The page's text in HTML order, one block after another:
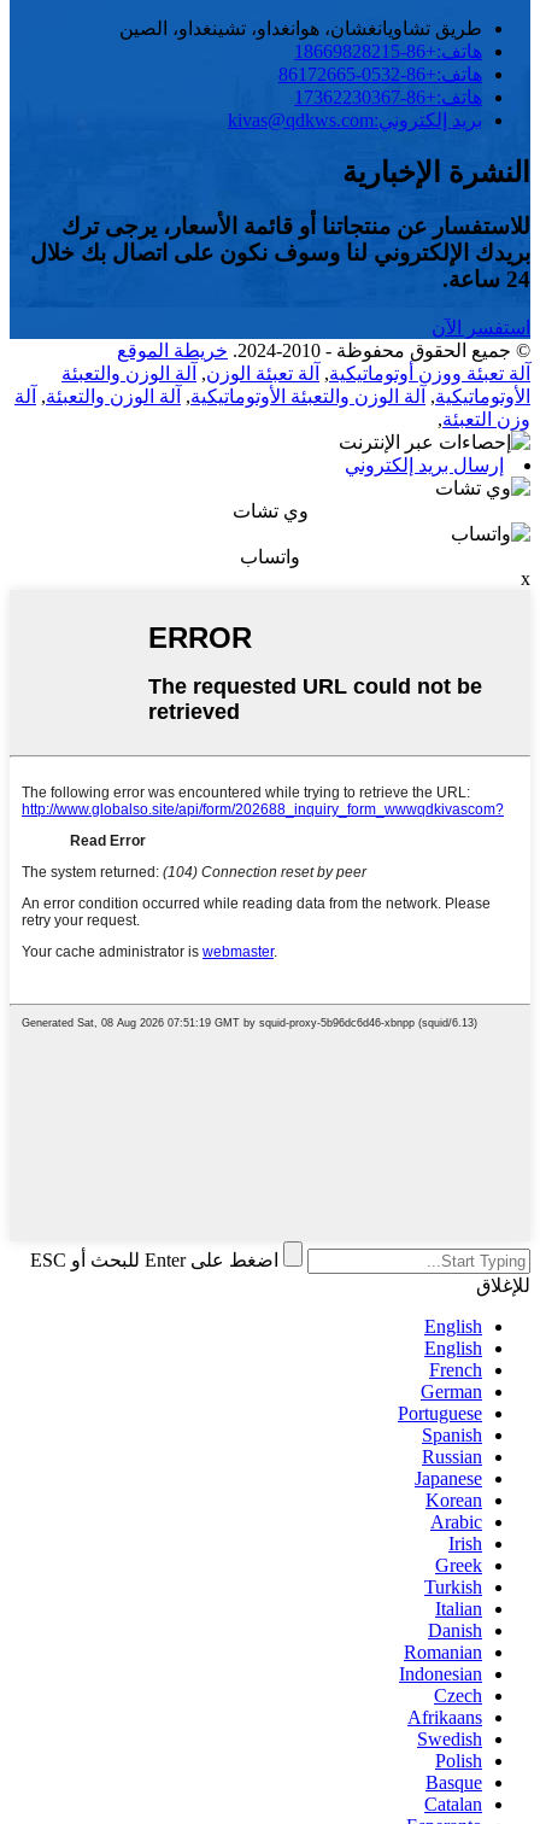
طريق تشاويانغشان، هوانغداو، تشينغداو، الصين
هاتف:+86-18669828215
هاتف:+86-0532-86172665
هاتف:+86-17362230367
بريد إلكتروني:kivas@qdkws.com
النشرة الإخبارية
للاستفسار عن منتجاتنا أو قائمة الأسعار، يرجى ترك
بريدك الإلكتروني لنا وسوف نكون على اتصال بك خلال
24 ساعة.
استفسر الآن
© جميع الحقوق محفوظة - 2010-2024.
خريطة الموقع
آلة تعبئة ووزن أوتوماتيكية, آلة تعبئة الوزن, آلة الوزن والتعبئة
الأوتوماتيكية, آلة الوزن والتعبئة الأوتوماتيكية, آلة الوزن والتعبئة, آلة
وزن التعبئة,
إرسال بريد إلكتروني
وي تشات
واتساب
x
اضغط على Enter للبحث أو ESC
للإغلاق
English
English
French
German
Portuguese
Spanish
Russian
Japanese
Korean
Arabic
Irish
Greek
Turkish
Italian
Danish
Romanian
Indonesian
Czech
Afrikaans
Swedish
Polish
Basque
Catalan